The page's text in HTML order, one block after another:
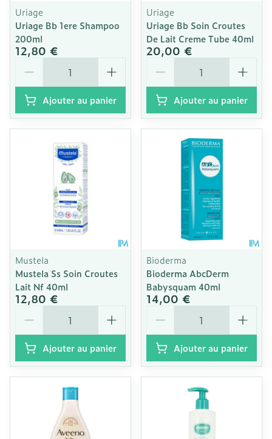
Uriage
Uriage Bb 1ere Shampoo
200ml
12,80 €
Ajouter au panier
Uriage
Uriage Bb Soin Croutes
De Lait Creme Tube 40ml
20,00 €
Ajouter au panier
Mustela
Mustela Ss Soin Croutes
Lait Nf 40ml
12,80 €
Ajouter au panier
Bioderma
Bioderma AbcDerm
Babysquam 40ml
14,00 €
Ajouter au panier